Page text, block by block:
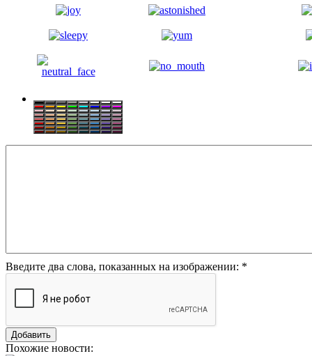
Введите два слова, показанных на изображении: *
Похожие новости: